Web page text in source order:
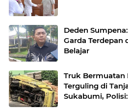
Deden
Garda Terdepan
Belajar
Truk Bermuatan
Terguling di
Sukabumi,